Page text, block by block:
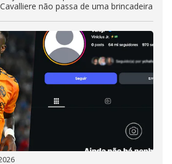
não passa de uma brincadeira